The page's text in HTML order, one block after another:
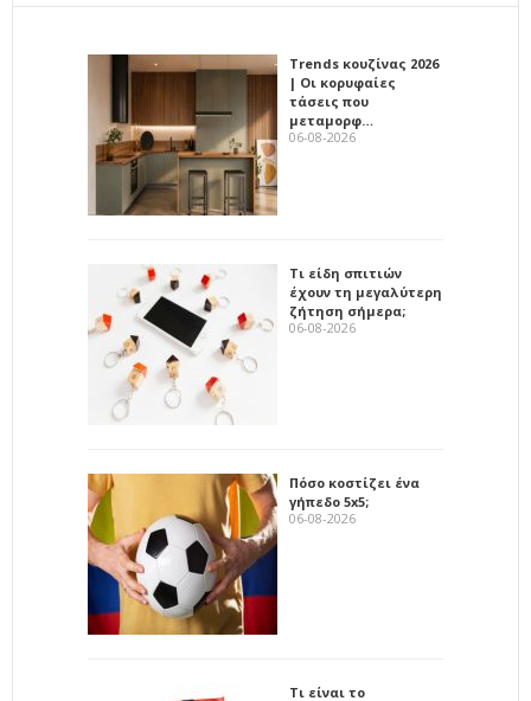
Trends κουζίνας 2026
| Οι κορυφαίες
τάσεις που
μεταμορφ…
06-08-2026
Τι είδη σπιτιών
έχουν τη μεγαλύτερη
ζήτηση σήμερα;
06-08-2026
Πόσο κοστίζει ένα
γήπεδο 5x5;
06-08-2026
Τι είναι το